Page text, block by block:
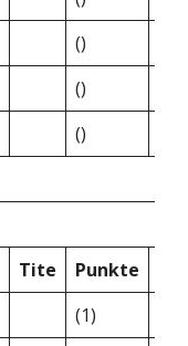
()
()
()
Tite Punkte
(1)